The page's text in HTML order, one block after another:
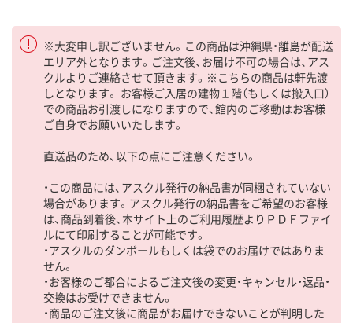
※大変申し訳ございません。この商品は沖縄県・離島が配送
エリア外となります。ご注文後、お届け不可の場合は、アス
クルよりご連絡させて頂きます。※こちらの商品は軒先渡
しとなります。 お客様ご入居の建物１階（もしくは搬入口）
での商品お引渡しになりますので、館内のご移動はお客様
ご自身でお願いいたします。
直送品のため、以下の点にご注意ください。
・この商品には、アスクル発行の納品書が同梱されていない
場合があります。アスクル発行の納品書をご希望のお客様
は、商品到着後、本サイト上のご利用履歴よりＰＤＦファイ
ルにて印刷することが可能です。
・アスクルのダンボールもしくは袋でのお届けではありま
せん。
・お客様のご都合によるご注文後の変更・キャンセル・返品・
交換はお受けできません。
・商品のご注文後に商品がお届けできないことが判明した